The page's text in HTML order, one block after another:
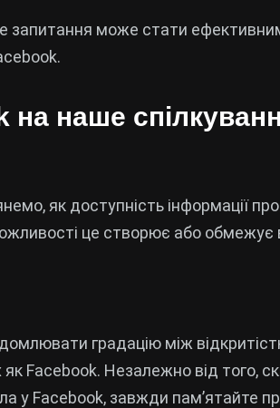
запитання може стати
на наше
як доступність інформації
це створює або обмежує
градацію між
Facebook. Незалежно від того,
у Facebook, завжди пам’ятайте